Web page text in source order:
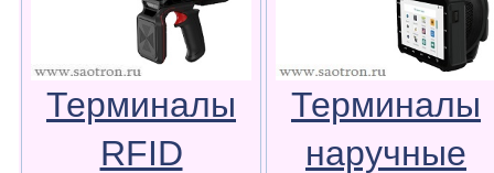
Терминалы
RFID
Терминалы
наручные